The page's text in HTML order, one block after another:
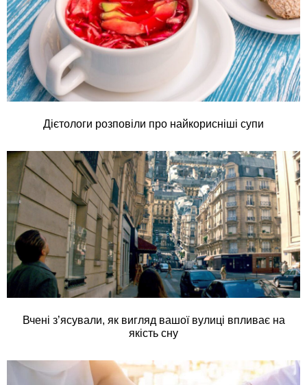
Дієтологи розповіли про найкорисніші супи
Вчені з’ясували, як вигляд вашої вулиці впливає на
якість сну